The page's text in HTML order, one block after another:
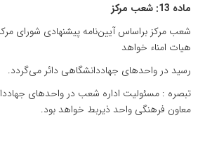
ماده 13: شعب مرکز
شعب مرکز براساس آیین‌نامه پیشنهادی شورای
هیات امناء خواهد
رسید در واحدهای جهاددانشگاهی دائر می‌گردد.
تبصره : مسئولیت اداره شعب در واحدهای
معاون فرهنگی واحد ذیربط خواهد بود.